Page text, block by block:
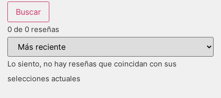
Buscar
0 de 0 reseñas
Lo siento, no hay reseñas que coincidan con sus
selecciones actuales